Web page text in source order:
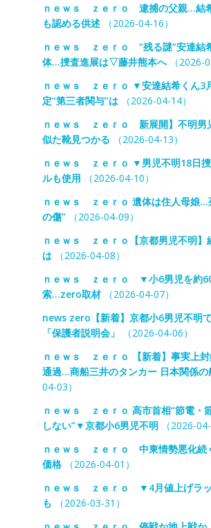
ｎｅｗｓ ｚｅｒｏ 逮捕の父親…結
も認める供述（2026-04-16）
ｎｅｗｓ ｚｅｒｏ “残る謎”安達結
体…捜査進展は▽藤井熊本へ（2026-
ｎｅｗｓ ｚｅｒｏ ▼安達結希くん3
定“第三者関与”は（2026-04-14）
ｎｅｗｓ ｚｅｒｏ 新展開】不明男
似た靴見つかる （2026-04-13）
ｎｅｗｓ ｚｅｒｏ ▼男児不明18日捜
ルも使用 （2026-04-10）
ｎｅｗｓ ｚｅｒｏ 遺体は住人母娘…
の傷”（2026-04-09）
ｎｅｗｓ ｚｅｒｏ【京都男児不明】
は（2026-04-08）
ｎｅｗｓ ｚｅｒｏ ▼小6男児を約
索…zero取材（2026-04-07）
news zero【新着】京都小6男児不明
「保護者説明会」
（2026-04-06）
ｎｅｗｓ ｚｅｒｏ 【新着】事実上
通過…商船三井のタンカー 日本関係の
04-03）
ｎｅｗｓ ｚｅｒｏ 高市首相“節電・
しない”▼京都小6男児不明（2026-04-
ｎｅｗｓ ｚｅｒｏ 中東情勢悪化続
価格（2026-04-01）
ｎｅｗｓ ｚｅｒｏ ▼4月値上げラ
も （2026-03-31）